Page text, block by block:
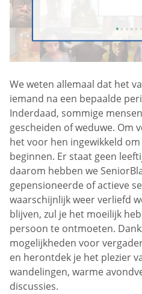
We weten allemaal dat het
iemand na een bepaalde
Inderdaad, sommige
gescheiden of weduwe. Om
het voor hen ingewikkeld
beginnen. Er staat geen
daarom hebben we
gepensioneerde of actieve
waarschijnlijk weer verliefd
blijven, zul je het moeilijk
persoon te ontmoeten.
mogelijkheden voor
en herontdek je het plezier
wandelingen, warme
discussies.